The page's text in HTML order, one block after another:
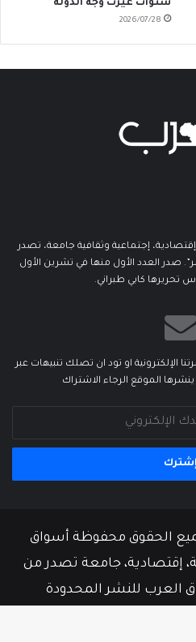
سنوات غيَّرت وَجهَ الدولة
2026/07/28
إجتماعية وثقافية جامعة، تصدر
صدر العدد الأول منها في تشرين الأول
الإلكترونية او تود ان تصلك تنبيهات عبر
ينشرها الموقع الرجاء الاشتراك
النشر 2026، جميع الحقوق محفوظة أسواق
إقتصادية، جامعة تصدر من
العرب للنشر المحدودة